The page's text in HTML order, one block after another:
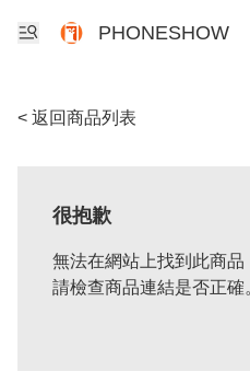
PHONESHOW
< 返回商品列表
很抱歉
無法在網站上找到此商品
請檢查商品連結是否正確